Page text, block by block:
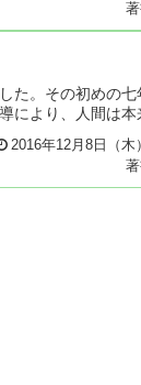
た。その初めの七
により、人間は本
2016年12月8日（木）